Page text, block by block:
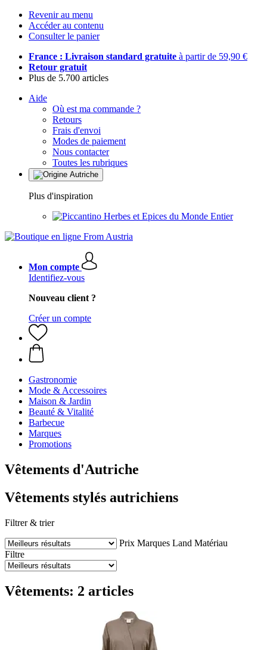
Revenir au menu
Accéder au contenu
Consulter le panier
France : Livraison standard gratuite à partir de 59,90 €
Retour gratuit
Plus de 5.700 articles
Aide
Où est ma commande ?
Retours
Frais d'envoi
Modes de paiement
Nous contacter
Toutes les rubriques
Plus d'inspiration
Herbes et Epices du Monde Entier
Mon compte
Identifiez-vous
Nouveau client ?
Créer un compte
Gastronomie
Mode & Accessoires
Maison & Jardin
Beauté & Vitalité
Barbecue
Marques
Promotions
Vêtements d'Autriche
Vêtements stylés autrichiens
Filtrer & trier
Prix Marques Land Matériau
Filtre
Vêtements: 2 articles